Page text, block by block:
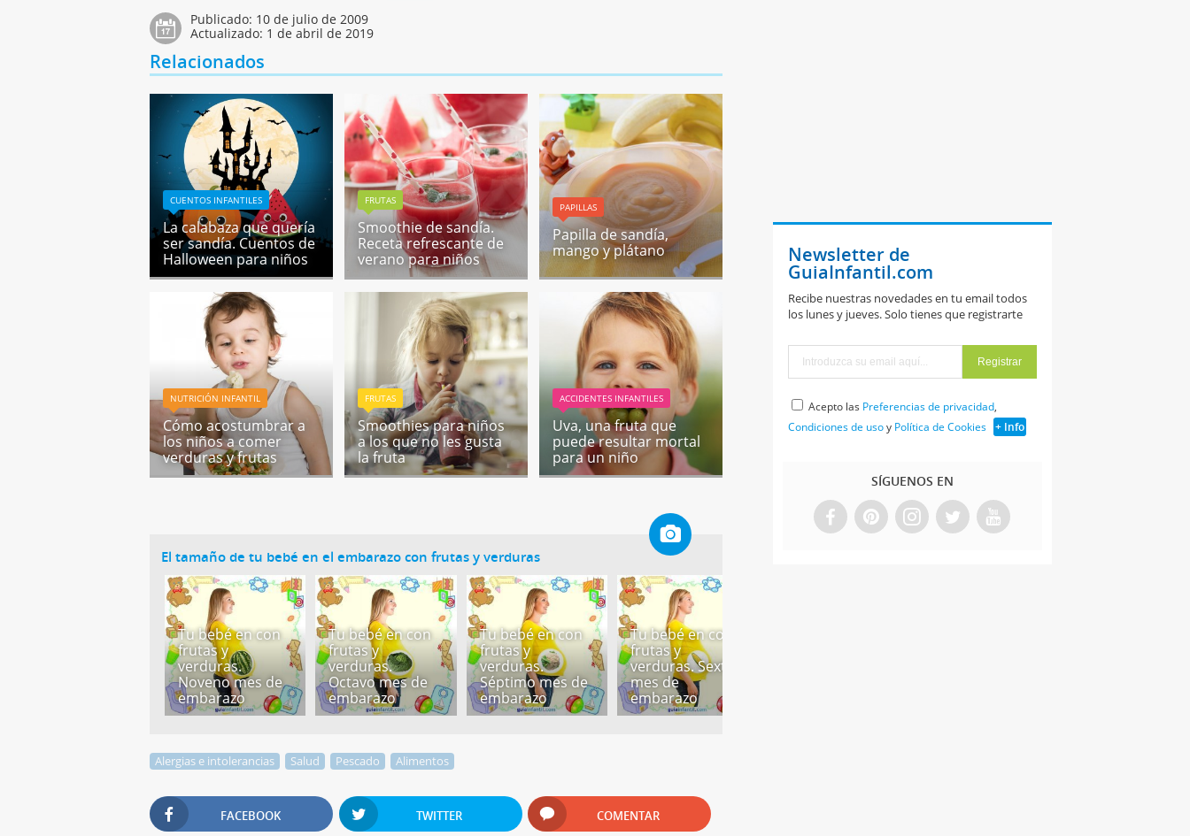
Publicado: 10 de julio de 2009
Actualizado: 1 de abril de 2019
Relacionados
CUENTOS INFANTILES
La calabaza que quería
ser sandía. Cuentos de
Halloween para niños
FRUTAS
Smoothie de sandía.
Receta refrescante de
verano para niños
PAPILLAS
Papilla de sandía,
mango y plátano
NUTRICIÓN INFANTIL
Cómo acostumbrar a
los niños a comer
verduras y frutas
FRUTAS
Smoothies para niños
a los que no les gusta
la fruta
ACCIDENTES INFANTILES
Uva, una fruta que
puede resultar mortal
para un niño
El tamaño de tu bebé en el embarazo con frutas y verduras
Tu bebé en con
frutas y
verduras.
Noveno mes de
embarazo
Tu bebé en con
frutas y
verduras.
Octavo mes de
embarazo
Tu bebé en con
frutas y
verduras.
Séptimo mes de
embarazo
Tu bebé en con
frutas y
verduras. Sexto
mes de
embarazo
Alergias e intolerancias Salud Pescado Alimentos
FACEBOOK TWITTER COMENTAR
Newsletter de
GuiaInfantil.com
Recibe nuestras novedades en tu email todos
los lunes y jueves. Solo tienes que registrarte
Acepto las Preferencias de privacidad,
Condiciones de usoy Política de Cookies + Info
SÍGUENOS EN